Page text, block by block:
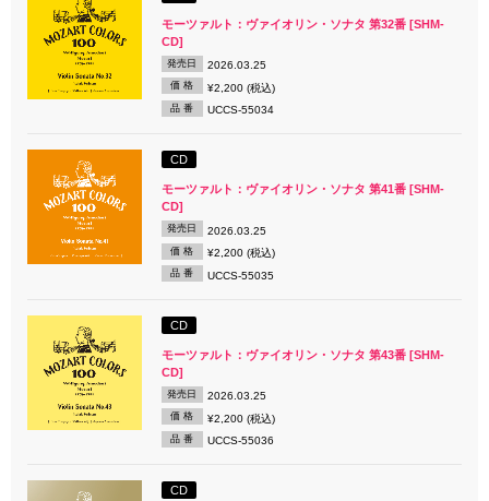
モーツァルト：ヴァイオリン・ソナタ 第32番 [SHM-
CD]
発売日 2026.03.25
価 格 ¥2,200 (税込)
品 番 UCCS-55034
CD
モーツァルト：ヴァイオリン・ソナタ 第41番 [SHM-
CD]
発売日 2026.03.25
価 格 ¥2,200 (税込)
品 番 UCCS-55035
CD
モーツァルト：ヴァイオリン・ソナタ 第43番 [SHM-
CD]
発売日 2026.03.25
価 格 ¥2,200 (税込)
品 番 UCCS-55036
CD